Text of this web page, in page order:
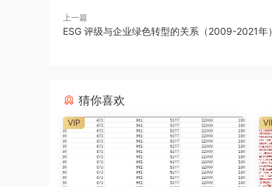
上一篇
ESG 评级与企业绿色转型的关系（2009-2021年）
猜你喜欢
VIP